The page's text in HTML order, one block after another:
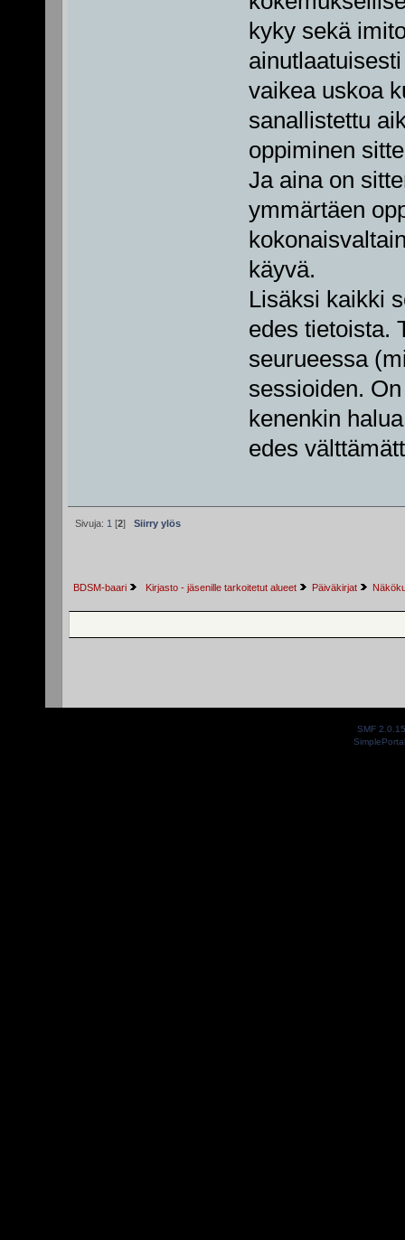
kyky sekä
vaikea uskoa
sanallistettu
oppiminen
Ja aina on
ymmärtäen
käyvä.
Lisäksi kaikki
edes tietoista.
seurueessa
sessioiden.
kenenkin
edes
Sivuja: 1 [2] Siirry ylös
BDSM-baari Kirjasto - jäsenille tarkoitetut alueet Päiväkirjat
SMF 2.0.15